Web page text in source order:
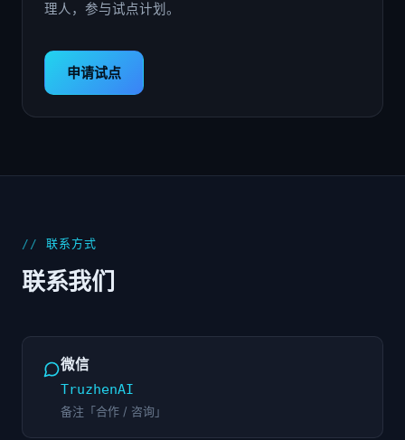
理人，参与试点计划。
申请试点
联系方式
联系我们
微信
TruzhenAI
备注「合作 / 咨询」